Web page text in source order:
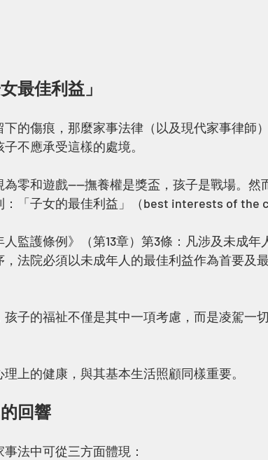
最佳利益」
的傷痕，那麼家事法律（以及現代家事律師
不應承受這樣的處境。
零和遊戲——撫養權是獎盃，孩子是戰場。然
「子女的最佳利益」（best interests of the
監護條例》（第13章）第3條：凡涉及未成年
法院必須以未成年人的最佳利益作為首要及
子的福祉不僅是其中一項考慮，而是凌駕一
上的健康，與其基本生活照顧同樣重要。
回響
法中可從三方面體現：